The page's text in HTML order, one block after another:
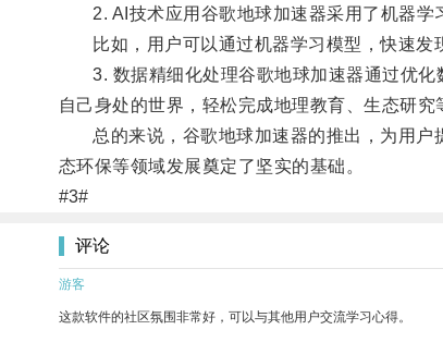
2. AI技术应用谷歌地球加速器采用了机器学
比如，用户可以通过机器学习模型，快速发
3. 数据精细化处理谷歌地球加速器通过优化
自己身处的世界，轻松完成地理教育、生态研究
总的来说，谷歌地球加速器的推出，为用户
态环保等领域发展奠定了坚实的基础。
#3#
评论
游客
这款软件的社区氛围非常好，可以与其他用户交流学习心得。